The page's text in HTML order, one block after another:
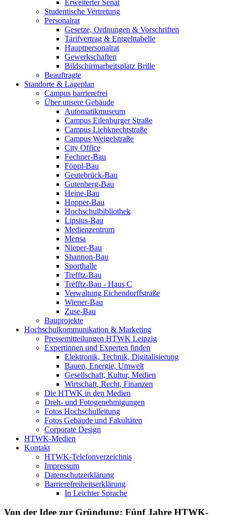
Erweiterter Senat
Studentische Vertretung
Personalrat
Gesetze, Ordnungen & Vorschriften
Tarifvertrag & Entgelttabelle
Hauptpersonalrat
Gewerkschaften
Bildschirmarbeitsplatz Brille
Beauftragte
Standorte & Lageplan
Campus barrierefrei
Über unsere Gebäude
Automatikmuseum
Campus Eilenburger Straße
Campus Liebknechtstraße
Campus Weigelstraße
City Office
Fechner-Bau
Föppl-Bau
Geutebrück-Bau
Gutenberg-Bau
Heine-Bau
Hopper-Bau
Hochschulbibliothek
Lipsius-Bau
Medienzentrum
Mensa
Nieper-Bau
Shannon-Bau
Sporthalle
Trefftz-Bau
Trefftz-Bau - Haus C
Verwaltung Eichendorffstraße
Wiener-Bau
Zuse-Bau
Bauprojekte
Hochschulkommunikation & Marketing
Pressemitteilungen HTWK Leipzig
Expertinnen und Experten finden
Elektronik, Technik, Digitalisierung
Bauen, Energie, Umwelt
Gesellschaft, Kultur, Medien
Wirtschaft, Recht, Finanzen
Die HTWK in den Medien
Dreh- und Fotogenehmigungen
Fotos Hochschulleitung
Fotos Gebäude und Fakultäten
Corporate Design
HTWK-Medien
Kontakt
HTWK-Telefonverzeichnis
Impressum
Datenschutzerklärung
Barrierefreiheitserklärung
In Leichter Sprache
Von der Idee zur Gründung: Fünf Jahre HTWK-